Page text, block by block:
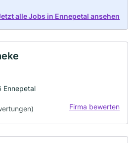
alle Jobs in Ennepetal ansehen
Ennepetal
Firma bewerten